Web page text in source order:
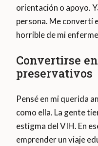
orientación o apoyo.
persona. Me convertí
horrible de mi
Convertirse
preservativos
Pensé en mi querida
como ella. La gente
estigma del VIH. En
emprender un viaje